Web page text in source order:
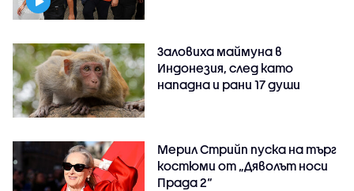
Заловиха маймуна в
Индонезия, след като
нападна и рани 17 души
Мерил Стрийп пуска на търг
костюми от „Дяволът носи
Прада 2“